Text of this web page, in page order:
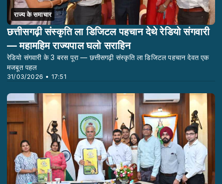
राज्य के समाचार
31/03/2026 • 17:51
छत्तीसगढ़ी संस्कृति ला डिजिटल पहचान देथे रेडियो संगवारी
— महामहिम राज्यपाल घलो सराहिन
रेडियो संगवारी के 3 बरस पूरा — छत्तीसगढ़ी संस्कृति ला डिजिटल पहचान देवत एक
मजबूत पहल